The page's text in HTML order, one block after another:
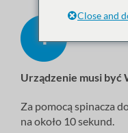
Urządzenie musi być
Za pomocą spinacza
na około 10 sekund.
Close and